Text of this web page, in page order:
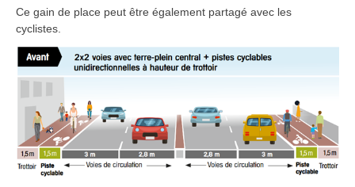
Ce gain de place peut être également partagé avec les
cyclistes.